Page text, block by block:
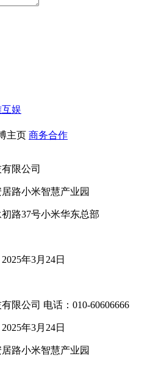
娱
主页 商务合作
限公司
路小米智慧产业园
路37号小米华东总部
年3月24日
限公司 电话：010-60606666
年3月24日
路小米智慧产业园